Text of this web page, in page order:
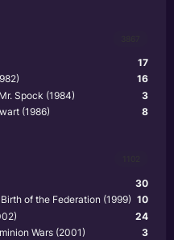
17
16
3
Spock (1984)
8
(1986)
30
10
of the Federation (1999)
24
3
Wars (2001)